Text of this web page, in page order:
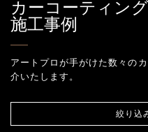
カーコーティング
施工事例
アートプロが手がけた数々の
介いたします。
絞り込